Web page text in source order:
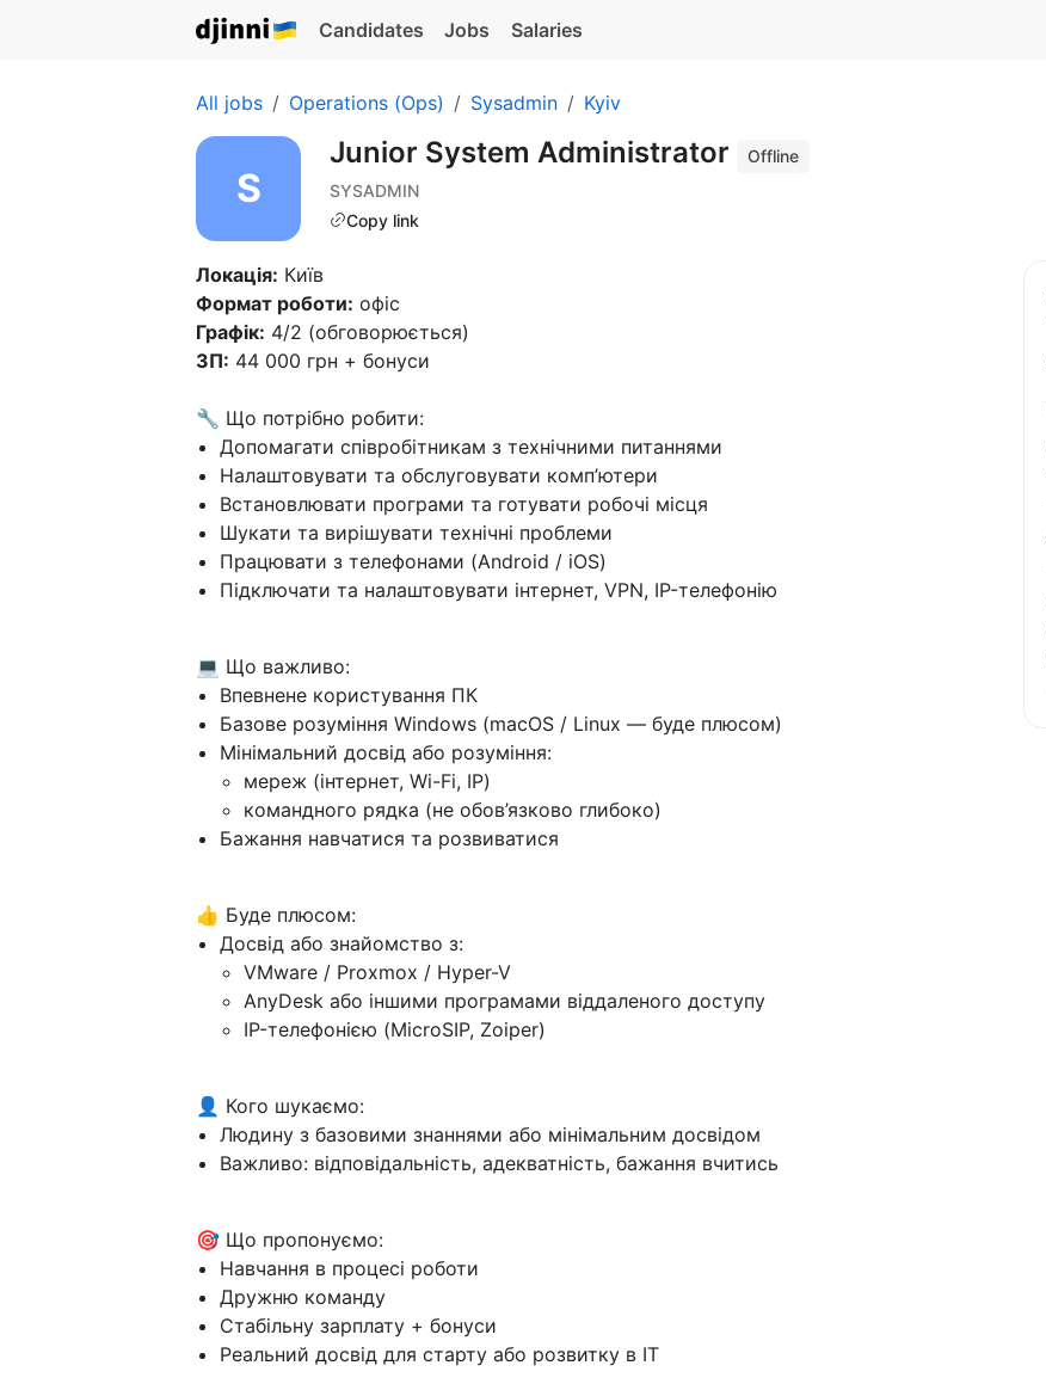
Candidates Jobs Salaries
All jobs Operations (Ops) Sysadmin Kyiv
Junior System Administrator
Offline
SYSADMIN
Copy link
Локація: Київ
Формат роботи: офіс
Графік: 4/2 (обговорюється)
ЗП: 44 000 грн + бонуси
🔧 Що потрібно робити:
Допомагати співробітникам з технічними питаннями
Налаштовувати та обслуговувати комп’ютери
Встановлювати програми та готувати робочі місця
Шукати та вирішувати технічні проблеми
Працювати з телефонами (Android / iOS)
Підключати та налаштовувати інтернет, VPN, IP-телефонію
💻 Що важливо:
Впевнене користування ПК
Базове розуміння Windows (macOS / Linux — буде плюсом)
Мінімальний досвід або розуміння:
мереж (інтернет, Wi-Fi, IP)
командного рядка (не обов’язково глибоко)
Бажання навчатися та розвиватися
👍 Буде плюсом:
Досвід або знайомство з:
VMware / Proxmox / Hyper-V
AnyDesk або іншими програмами віддаленого доступу
IP-телефонією (MicroSIP, Zoiper)
👤 Кого шукаємо:
Людину з базовими знаннями або мінімальним досвідом
Важливо: відповідальність, адекватність, бажання вчитись
🎯 Що пропонуємо:
Навчання в процесі роботи
Дружню команду
Стабільну зарплату + бонуси
Реальний досвід для старту або розвитку в IT